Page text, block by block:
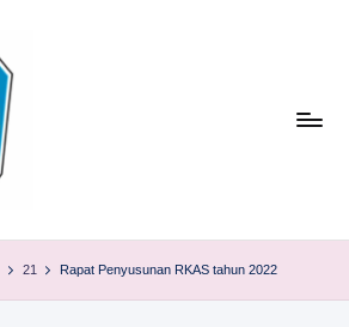
21 Rapat Penyusunan RKAS tahun 2022